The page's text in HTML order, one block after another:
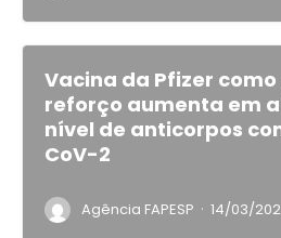
Vacina da Pfizer como
reforço aumenta em
nível de anticorpos
CoV-2
Agência FAPESP · 14/03/